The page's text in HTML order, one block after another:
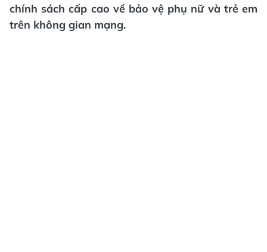
chính sách cấp cao về bảo vệ phụ nữ và trẻ em
trên không gian mạng.